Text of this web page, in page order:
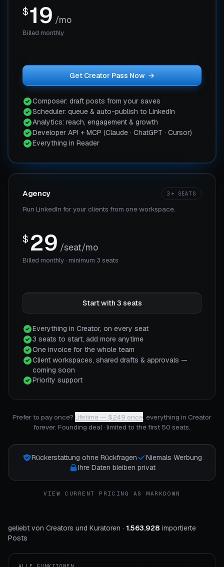
$19 /mo
Billed monthly
Get Creator Pass Now →
Composer: draft posts from your saves
Scheduler: queue & auto-publish to LinkedIn
Analytics: reach, engagement & growth
Developer API + MCP (Claude · ChatGPT · Cursor)
Everything in Reader
Agency 3+ SEATS
Run LinkedIn for your clients from one workspace.
$ 29 /seat/mo
Billed monthly · minimum 3 seats
Start with 3 seats
Everything in Creator, on every seat
3 seats to start, add more anytime
One invoice for the whole team
Client workspaces, shared drafts & approvals —
coming soon
Priority support
Prefer to pay once? Lifetime — $249 once , everything in Creator
forever. Founding deal · limited to the first 50 seats
Rückerstattung ohne Rückfragen
Niemals Werbung
Ihre Daten bleiben privat
VIEW CURRENT PRICING AS MARKDOWN
geliebt von Creators und Kuratoren · 1.563.928 importierte
Posts